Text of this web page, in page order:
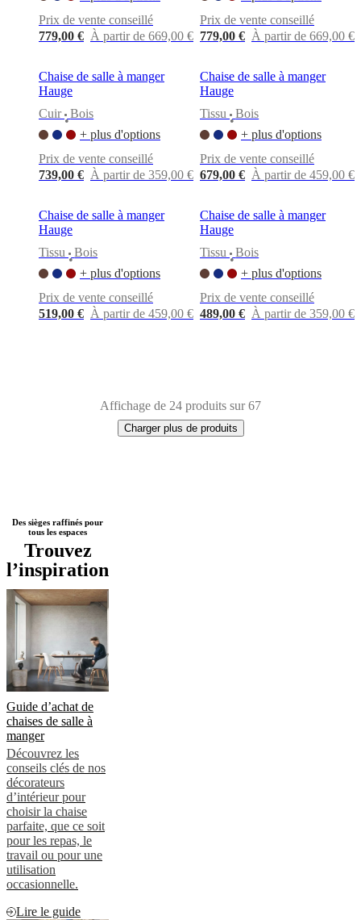
Prix de vente conseillé
779,00 € À partir de 669,00 €
Prix de vente conseillé
779,00 € À partir de 669,00 €
Chaise de salle à manger
Hauge
Cuir
•
Bois
+ plus d'options
Prix de vente conseillé
739,00 € À partir de 359,00 €
Chaise de salle à manger
Hauge
Tissu
•
Bois
+ plus d'options
Prix de vente conseillé
679,00 € À partir de 459,00 €
Chaise de salle à manger
Hauge
Tissu
•
Bois
+ plus d'options
Prix de vente conseillé
519,00 € À partir de 459,00 €
Chaise de salle à manger
Hauge
Tissu
•
Bois
+ plus d'options
Prix de vente conseillé
489,00 € À partir de 359,00 €
Affichage de 24 produits sur 67
Charger plus de produits
Next
page
MarronBeigeJaune
Des sièges raffinés pour
tous les espaces
Trouvez
l’inspiration
Guide d’achat de
chaises de salle à
manger
Découvrez les
conseils clés de nos
décorateurs
d’intérieur pour
choisir la chaise
parfaite, que ce soit
pour les repas, le
travail ou pour une
utilisation
occasionnelle.
Lire le guide